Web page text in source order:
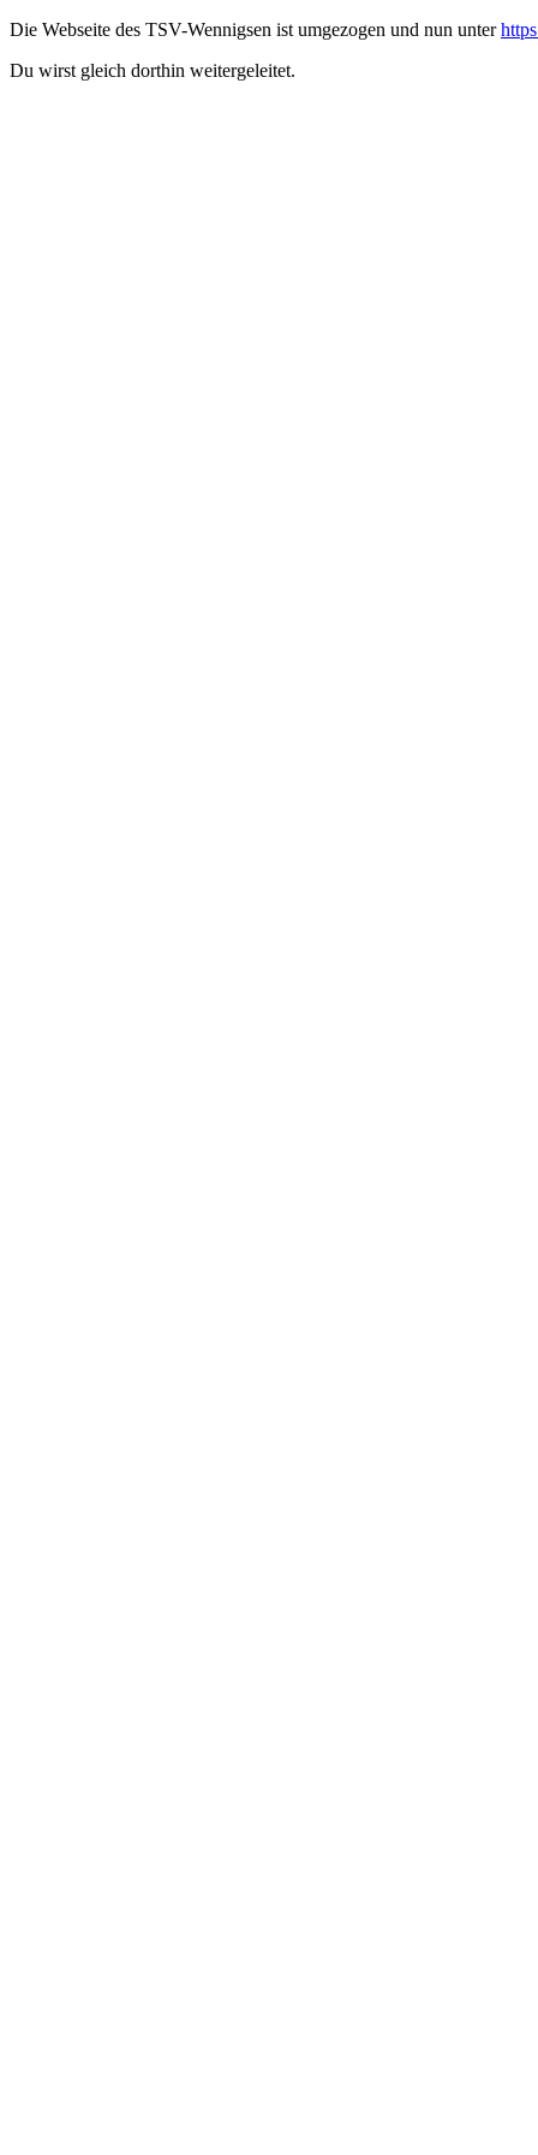
Die Webseite des TSV-Wennigsen ist umgezogen und nun unter
Du wirst gleich dorthin weitergeleitet.